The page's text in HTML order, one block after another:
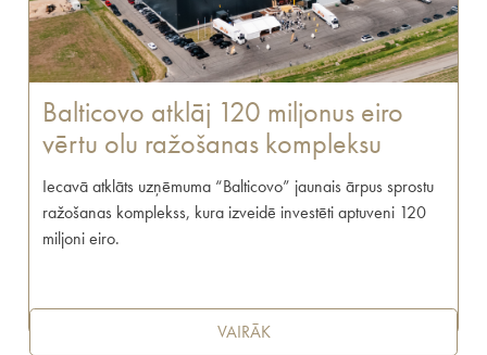
Balticovo atklāj 120 miljonus eiro
vērtu olu ražošanas kompleksu
Iecavā atklāts uzņēmuma “Balticovo” jaunais ārpus sprostu
ražošanas komplekss, kura izveidē investēti aptuveni 120
miljoni eiro.
VAIRĀK